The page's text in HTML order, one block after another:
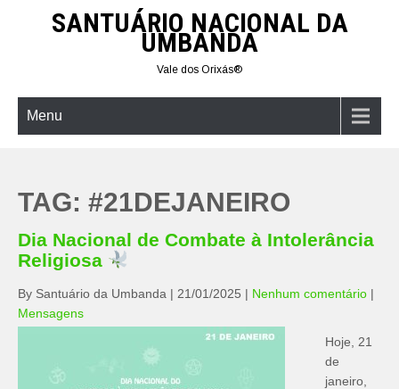
SANTUÁRIO NACIONAL DA
UMBANDA
Vale dos Orixás®
Menu
TAG: #21DEJANEIRO
Dia Nacional de Combate à Intolerância
Religiosa
By Santuário da Umbanda | 21/01/2025 | Nenhum comentário |
Mensagens
Hoje, 21
de
janeiro,